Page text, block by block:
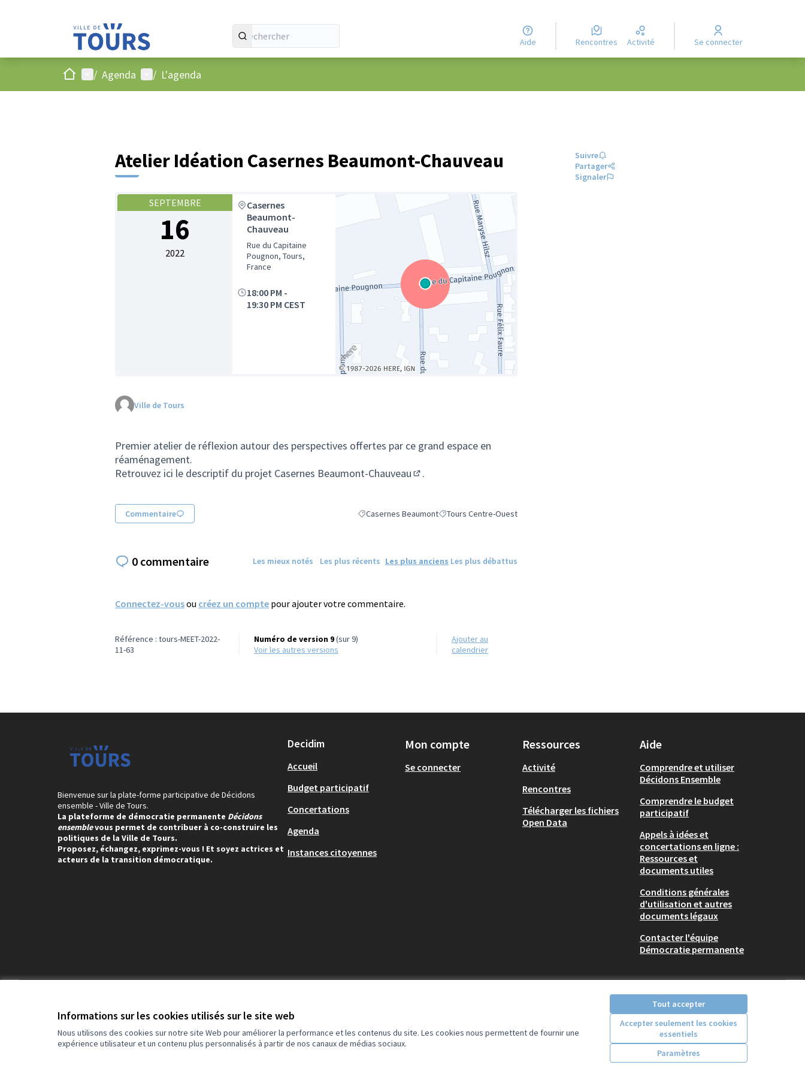
Informations sur les cookies utilisés sur le site web
Nous utilisons des cookies sur notre site Web pour améliorer la performance et les contenus du site. Les cookies nous permettent de fournir une
expérience utilisateur et un contenu plus personnalisés à partir de nos canaux de médias sociaux.
Tout accepter
Accepter seulement les cookies
essentiels
Paramètres
Aide Rencontres Activité Se connecter
AccueilMenu principal
/ Agenda Menu utilisateur
/ L'agenda
Atelier Idéation Casernes Beaumont-Chauveau
SEPTEMBRE
16
2022
Casernes
Beaumont-
Chauveau
Rue du Capitaine
Pougnon, Tours,
France
18:00 PM -
19:30 PM CEST
Ville de Tours
Premier atelier de réflexion autour des perspectives offertes par ce grand espace en
réaménagement.
Retrouvez ici le descriptif du projet Casernes Beaumont-Chauveau .
Commentaire Filtrer les résultats de la catégorie : Casernes Beaumont
Casernes BeaumontFiltrer les résultats pour le secteur : Tours Centre-Ouest
Tours Centre-Ouest
Suivre
Partager
Signaler
0 commentaire Les mieux notés Les plus récents Les plus anciens Les plus débattus
Connectez-vousou créez un compte pour ajouter votre commentaire.
Référence : tours-MEET-2022-
11-63
Numéro de version 9(sur 9)
voir les autres versions
Ajouter au
calendrier
Bienvenue sur la plate-forme participative de Décidons
ensemble - Ville de Tours.
La plateforme de démocratie permanente Décidons
ensemblevous permet de contribuer à co-construire les
politiques de la Ville de Tours.
Proposez, échangez, exprimez-vous ! Et soyez actrices et
acteurs de la transition démocratique.
Decidim
Accueil
Budget participatif
Concertations
Agenda
Instances citoyennes
Mon compte
Se connecter
Ressources
Activité
Rencontres
Télécharger les fichiers
Open Data
Aide
Comprendre et utiliser
Décidons Ensemble
Comprendre le budget
participatif
Appels à idées et
concertations en ligne :
Ressources et
documents utiles
Conditions générales
d'utilisation et autres
documents légaux
Contacter l'équipe
Démocratie permanente
Licence Creative
(Lien externe)